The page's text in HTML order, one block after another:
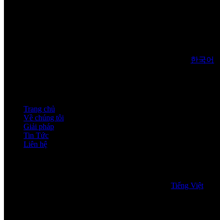
한국어
Trang chủ
Về chúng tôi
Giải pháp
Tin Tức
Liên hệ
Tiếng Việt